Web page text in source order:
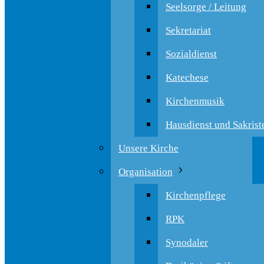
Seelsorge / Leitung
Sekretariat
Sozialdienst
Katechese
Kirchenmusik
Hausdienst und
Unsere Kirche
Organisation
Kirchenpflege
RPK
Synodaler